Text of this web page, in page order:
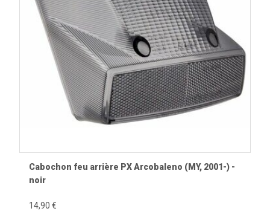
Cabochon feu arrière PX Arcobaleno (MY, 2001-) -
noir
14,90 €